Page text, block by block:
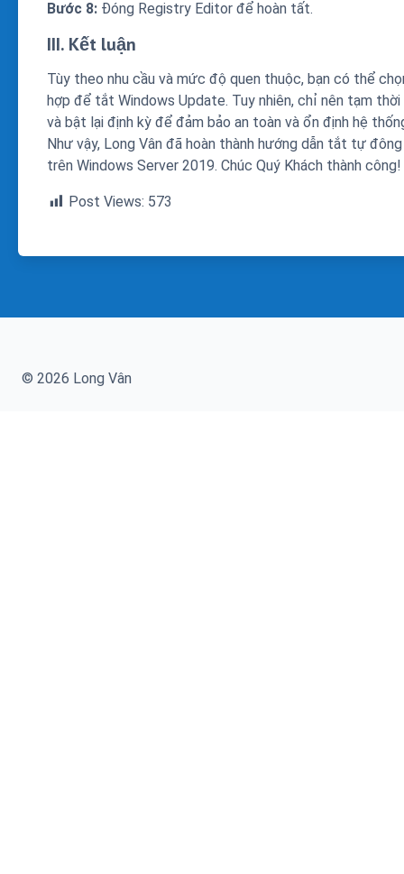
Bước 8: Đóng Registry Editor để hoàn tất.
III. Kết luận
Tùy theo nhu cầu và mức độ quen thuộc, bạn có thể
hợp để tắt Windows Update. Tuy nhiên, chỉ nên tạm thời
và bật lại định kỳ để đảm bảo an toàn và ổn định hệ
Như vậy, Long Vân đã hoàn thành hướng dẫn tắt tự
trên Windows Server 2019. Chúc Quý Khách thành công!
Post Views: 573
© 2026 Long Vân